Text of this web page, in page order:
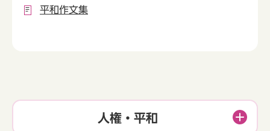
平和作文集
人権・平和